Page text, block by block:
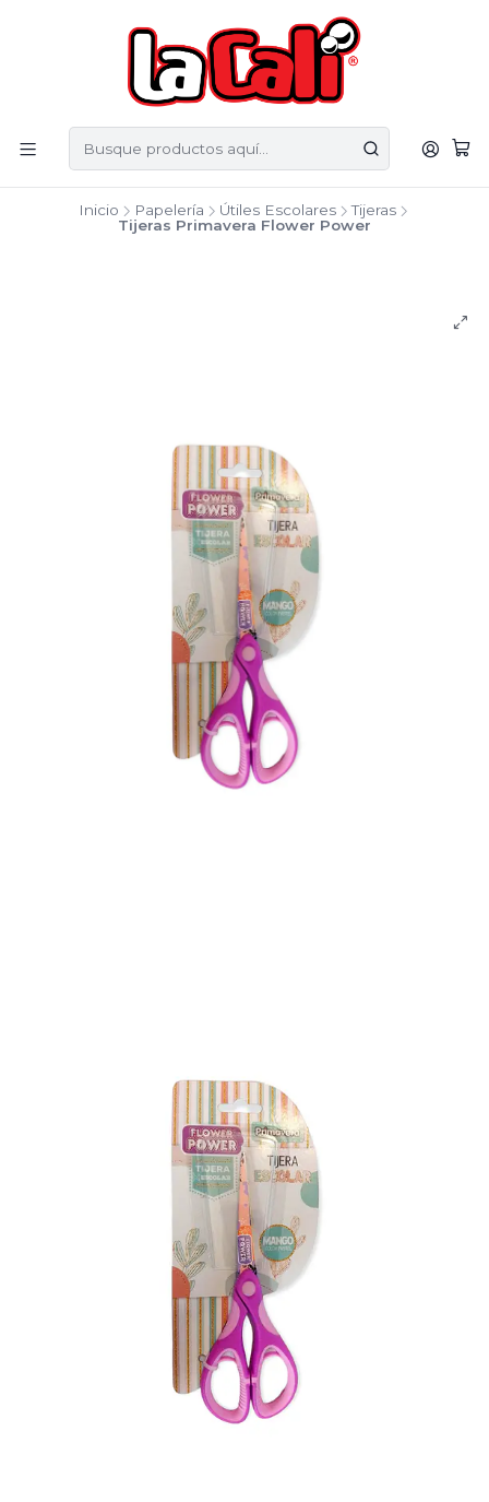
Inicio Papelería Útiles Escolares
Tijeras
Tijeras Primavera Flower Power